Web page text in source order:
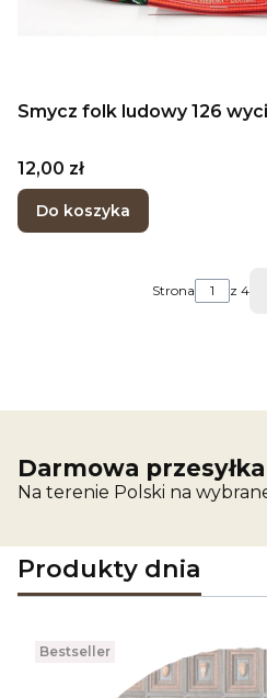
Smycz folk ludowy 126
Cena
12,00 zł
Do koszyka
Strona z 4
Darmowa przesyłka
Na terenie Polski na
Produkty dnia
Bestseller